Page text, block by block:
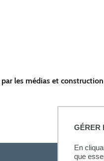
GÉRER
En
que
les médias et